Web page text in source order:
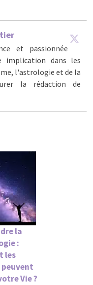
et passionnée
implication dans les
l'astrologie et de la
la rédaction de
la
:
les
peuvent
Vie ?